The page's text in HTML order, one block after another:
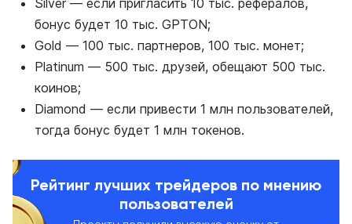
Silver — если пригласить 10 тыс. рефералов,
бонус будет 10 тыс. GPTON;
Gold — 100 тыс. партнеров, 100 тыс. монет;
Platinum — 500 тыс. друзей, обещают 500 тыс.
коинов;
Diamond — если привести 1 млн пользователей,
тогда бонус будет 1 млн токенов.
Рейтинг лучших трейдеров по мнению
пользователей